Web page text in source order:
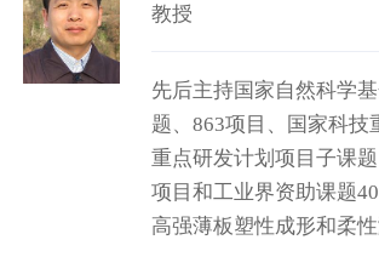
教授
先后主持国家自然科学
题、863项目、国家科技
重点研发计划项目子课
项目和工业界资助课题
高强薄板塑性成形和柔